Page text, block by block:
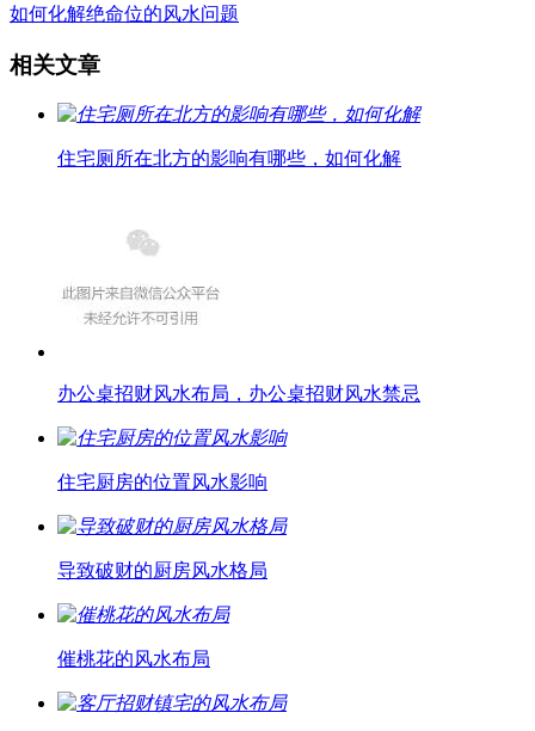
如何化解绝命位的风水问题
相关文章
住宅厕所在北方的影响有哪些，如何化解
办公桌招财风水布局，办公桌招财风水禁忌
住宅厨房的位置风水影响
导致破财的厨房风水格局
催桃花的风水布局